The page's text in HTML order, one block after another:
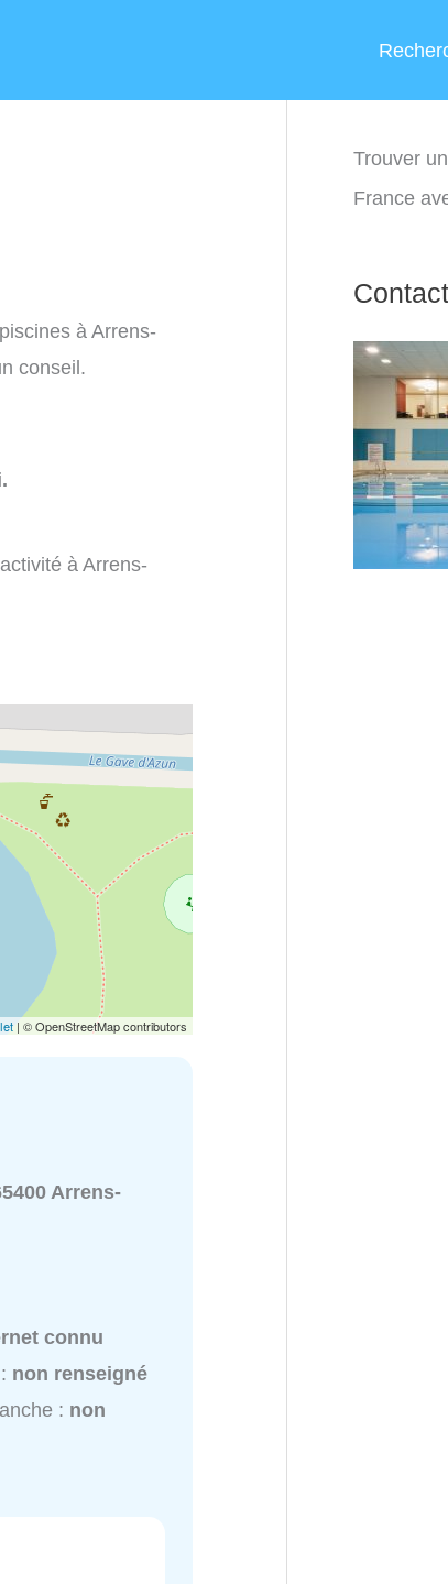
à Arrens-
conseil.
à Arrens-
| © OpenStreetMap contributors
Arrens-
connu
non renseigné
: non
Trouver
France